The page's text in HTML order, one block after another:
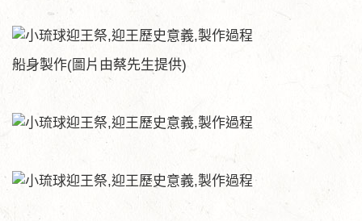
船身製作(圖片由蔡先生提供)